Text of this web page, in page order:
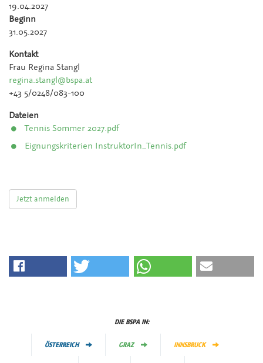
19.04.2027
Beginn
31.05.2027
Kontakt
Frau Regina Stangl
regina.stangl@bspa.at
+43 5/0248/083-100
Dateien
Tennis Sommer 2027.pdf
Eignungskriterien InstruktorIn_Tennis.pdf
Jetzt anmelden
DIE BSPA IN:
ÖSTERREICH GRAZ INNSBRUCK